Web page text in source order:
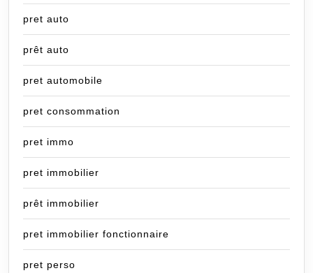
pret auto
prêt auto
pret automobile
pret consommation
pret immo
pret immobilier
prêt immobilier
pret immobilier fonctionnaire
pret perso